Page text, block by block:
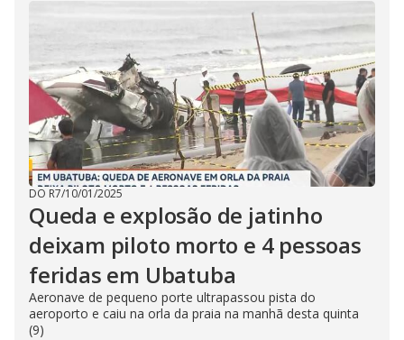
DO R7/10/01/2025
Queda e explosão de jatinho
deixam piloto morto e 4 pessoas
feridas em Ubatuba
Aeronave de pequeno porte ultrapassou pista do
aeroporto e caiu na orla da praia na manhã desta quinta
(9)